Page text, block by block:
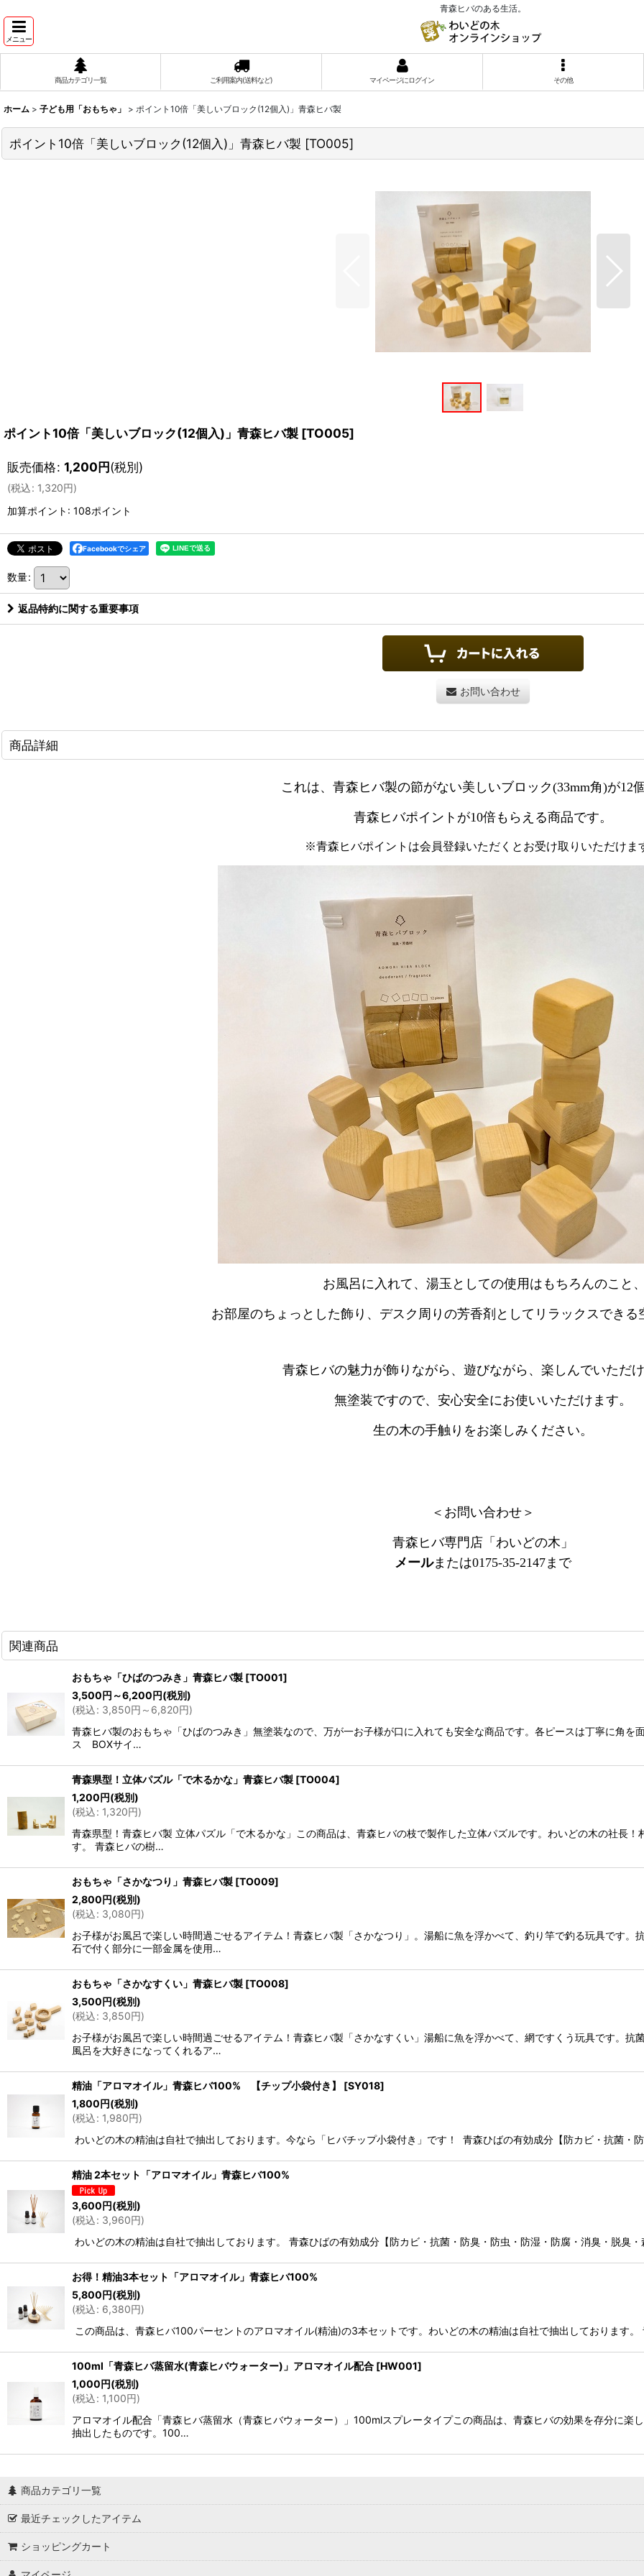
青森ヒバのある生活。
メニュー
商品カテゴリ一覧 ご利用案内(送料など) マイページにログイン その他
ホーム > 子ども用「おもちゃ」 > ポイント10倍「美しいブロック(12個入)」青森ヒバ製
ポイント10倍「美しいブロック(12個入)」青森ヒバ製 [TO005]
ポイント10倍「美しいブロック(12個入)」青森ヒバ製 [TO005]
販売価格: 1,200円(税別)
(税込: 1,320円)
加算ポイント: 108ポイント
Facebookでシェア
数量:
返品特約に関する重要事項
お問い合わせ
商品詳細
これは、青森ヒバ製の節がない美しいブロック(33mm角)が12
青森ヒバポイントが10倍もらえる商品です。
※青森ヒバポイントは会員登録いただくとお受け取りいただけま
お風呂に入れて、湯玉としての使用はもちろんのこと
お部屋のちょっとした飾り、デスク周りの芳香剤としてリラックスできる
青森ヒバの魅力が飾りながら、遊びながら、楽しんでいただ
無塗装ですので、安心安全にお使いいただけます。
生の木の手触りをお楽しみください。
＜お問い合わせ＞
青森ヒバ専門店「わいどの木」
メールまたは0175-35-2147まで
関連商品
おもちゃ「ひばのつみき」青森ヒバ製 [TO001]
3,500円 ～6,200円(税別)
(税込: 3,850円 ～6,820円)
青森ヒバ製のおもちゃ「ひばのつみき」無塗装なので、万が一お子様が口に入れても安全な商品です。各ピースは丁寧に角
ス BOXサイ…
青森県型！立体パズル「で木るかな」青森ヒバ製 [TO004]
1,200円(税別)
(税込: 1,320円)
青森県型！青森ヒバ製 立体パズル「で木るかな」この商品は、青森ヒバの枝で製作した立体パズルです。わいどの木の社長
す。 青森ヒバの樹…
おもちゃ「さかなつり」青森ヒバ製 [TO009]
2,800円(税別)
(税込: 3,080円)
お子様がお風呂で楽しい時間過ごせるアイテム！青森ヒバ製「さかなつり」。湯船に魚を浮かべて、釣り竿で釣る玩具です
石で付く部分に一部金属を使用…
おもちゃ「さかなすくい」青森ヒバ製 [TO008]
3,500円(税別)
(税込: 3,850円)
お子様がお風呂で楽しい時間過ごせるアイテム！青森ヒバ製「さかなすくい」湯船に魚を浮かべて、網ですくう玩具です。
風呂を大好きになってくれるア…
精油「アロマオイル」青森ヒバ100% 【チップ小袋付き】 [SY018]
1,800円(税別)
(税込: 1,980円)
わいどの木の精油は自社で抽出しております。今なら「ヒバチップ小袋付き」です！ 青森ひばの有効成分【防カビ・抗菌・
精油 2本セット「アロマオイル」青森ヒバ100%
3,600円(税別)
(税込: 3,960円)
わいどの木の精油は自社で抽出しております。 青森ひばの有効成分【防カビ・抗菌・防臭・防虫・防湿・防腐・消臭・脱臭
お得！精油3本セット「アロマオイル」青森ヒバ100%
5,800円(税別)
(税込: 6,380円)
この商品は、青森ヒバ100パーセントのアロマオイル(精油)の3本セットです。わいどの木の精油は自社で抽出しております
100ml「青森ヒバ蒸留水(青森ヒバウォーター)」アロマオイル配合 [HW001]
1,000円(税別)
(税込: 1,100円)
アロマオイル配合「青森ヒバ蒸留水（青森ヒバウォーター）」100mlスプレータイプこの商品は、青森ヒバの効果を存分に楽
抽出したものです。100…
商品カテゴリ一覧
最近チェックしたアイテム
ショッピングカート